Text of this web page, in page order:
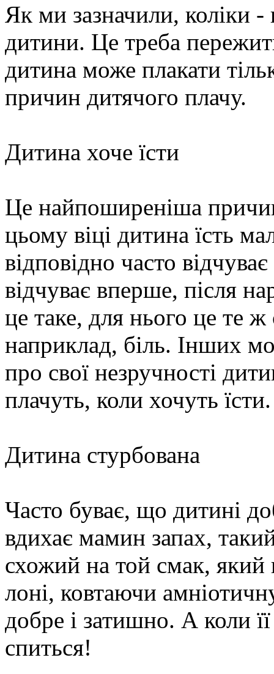
Як ми зазначили, коліки
дитини. Це треба
дитина може плакати
причин дитячого плачу.
Дитина хоче їсти
Це найпоширеніша
цьому віці дитина їсть
відповідно часто
відчуває вперше, після
це таке, для нього це те
наприклад, біль. Інших
про свої незручності
плачуть, коли хочуть їсти.
Дитина стурбована
Часто буває, що дитині
вдихає мамин запах,
схожий на той смак,
лоні, ковтаючи
добре і затишно. А коли
спиться!